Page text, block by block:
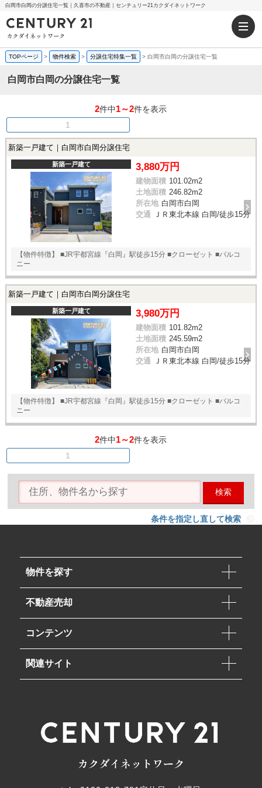
白岡市白岡の分譲住宅一覧｜久喜市の不動産｜センチュリー21カクダイネットワーク
TOPページ > 物件検索 > 分譲住宅特集一覧 > 白岡市白岡の分譲住宅一覧
白岡市白岡の分譲住宅一覧
2件中1～2件を表示
1
新築一戸建て｜白岡市白岡分譲住宅
新築一戸建て 3,880万円
建物面積 101.02m2
土地面積 246.82m2
所在地 白岡市白岡
交通 ＪＲ東北本線 白岡/徒歩15分
【物件特徴】 ■JR宇都宮線『白岡』駅徒歩15分 ■クローゼット ■バルコ
ニー
新築一戸建て｜白岡市白岡分譲住宅
新築一戸建て 3,980万円
建物面積 101.82m2
土地面積 245.59m2
所在地 白岡市白岡
交通 ＪＲ東北本線 白岡/徒歩15分
【物件特徴】 ■JR宇都宮線『白岡』駅徒歩15分 ■クローゼット ■バルコ
ニー
2件中1～2件を表示
1
検索
条件を指定し直して検索
物件を探す
不動産売却
コンテンツ
関連サイト